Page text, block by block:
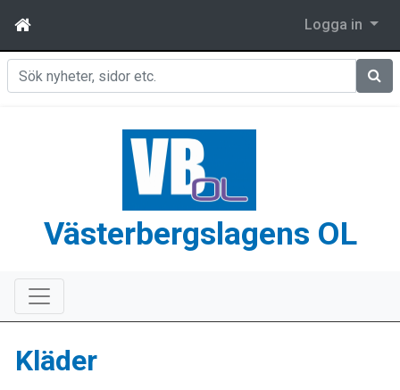
Logga in
Sök
Västerbergslagens OL
Kläder